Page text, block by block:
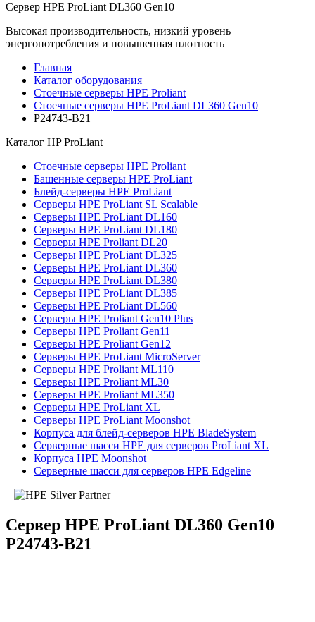
Сервер HPE ProLiant DL360 Gen10
Высокая производительность, низкий уровень
энергопотребления и повышенная плотность
Главная
Каталог оборудования
Стоечные серверы HPE Proliant
Стоечные серверы HPE ProLiant DL360 Gen10
P24743-B21
Каталог HP ProLiant
Стоечные серверы HPE Proliant
Башенные серверы HPE ProLiant
Блейд-серверы HPE ProLiant
Серверы HPE ProLiant SL Scalable
Серверы HPE ProLiant DL160
Серверы HPE ProLiant DL180
Серверы HPE Proliant DL20
Серверы HPE ProLiant DL325
Серверы HPE ProLiant DL360
Серверы HPE ProLiant DL380
Серверы HPE ProLiant DL385
Серверы HPE ProLiant DL560
Серверы HPE Proliant Gen10 Plus
Серверы HPE Proliant Gen11
Серверы HPE Proliant Gen12
Серверы HPE ProLiant MicroServer
Серверы HPE Proliant ML110
Серверы HPE Proliant ML30
Серверы HPE Proliant ML350
Серверы HPE ProLiant XL
Серверы HPE ProLiant Moonshot
Корпуса для блейд-серверов HPE BladeSystem
Серверные шасси HPE для серверов ProLiant XL
Корпуса HPE Moonshot
Серверные шасси для серверов HPE Edgeline
Сервер HPE ProLiant DL360 Gen10
P24743-B21